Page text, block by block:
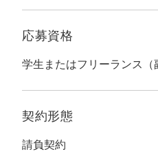
社内コンペ
クレーム窓口
定額制営業代行『カリトルく
定額制採用代行・RPO『トル
ん』
定額LINE運用代行『LINEマ
拡散付1日密着動画制作『ま
1本無料で記事を制作『SEO
定額制LP制作・改善『最強
採用YouTubeチャンネル構築
お役立ち資料
料金表
道場TOP
動画編集
エンジニア
広告運用
YouTubeディレクター
年収エージェント
会社概要・役員紹介
ミッション・ビジョン・バリュ
応募資格
学生またはフリーランス（
契約形態
請負契約